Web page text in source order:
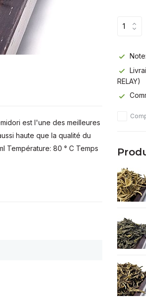
est l'une des meilleures
haute que la qualité du
Température: 80 ° C Temps
RELAY)